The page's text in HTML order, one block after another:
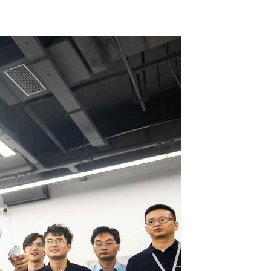
한국어
Deutsch
Português
Kiswahili
Italiano
Қазақ тілі
ภาษาไทย
Ελληνικά
Tiếng Việt